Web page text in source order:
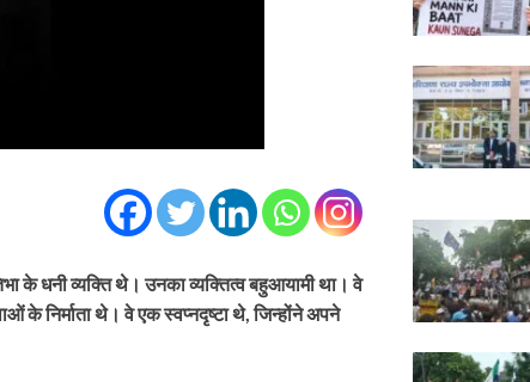
के धनी व्यक्ति थे। उनका व्यक्तित्व बहुआयामी था। वे
के निर्माता थे। वे एक स्वप्नदृष्टा थे, जिन्होंने अपने